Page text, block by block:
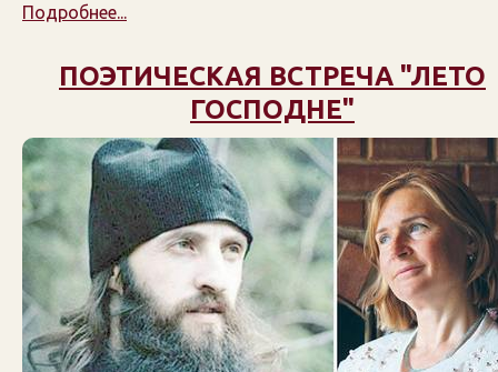
Подробнее...
ПОЭТИЧЕСКАЯ ВСТРЕЧА "ЛЕТО
ГОСПОДНЕ"